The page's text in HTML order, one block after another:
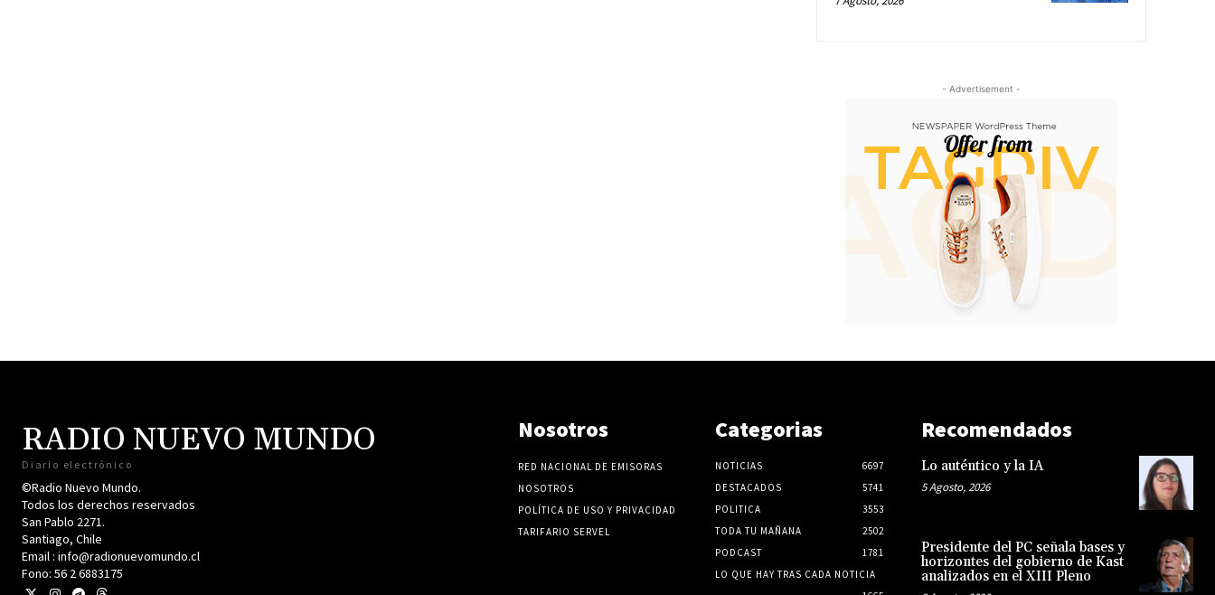
- Advertisement -
RADIO NUEVO MUNDO
Diario electrónico
©Radio Nuevo Mundo.
Todos los derechos reservados
San Pablo 2271.
Santiago, Chile
Email : info@radionuevomundo.cl
Fono: 56 2 6883175
Nosotros
RED NACIONAL DE EMISORAS
NOSOTROS
POLÍTICA DE USO Y PRIVACIDAD
TARIFARIO SERVEL
Categorias
NOTICIAS
6697
DESTACADOS
5741
POLITICA
3553
TODA TU MAÑANA
2502
PODCAST
1781
LO QUE HAY TRAS CADA NOTICIA
Recomendados
Lo auténtico y la IA
5 Agosto, 2026
Presidente del PC señala bases y
horizontes del gobierno de Kast
analizados en el XIII Pleno